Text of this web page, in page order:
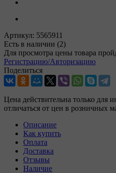
Артикул: 5565911
Есть в наличии (2)
Для просмотра цены товара
Регистрацию/Авторизацию
Поделиться
Цена действительна только для
отличаться от цен в розничных
Описание
Как купить
Оплата
Доставка
Отзывы
Наличие